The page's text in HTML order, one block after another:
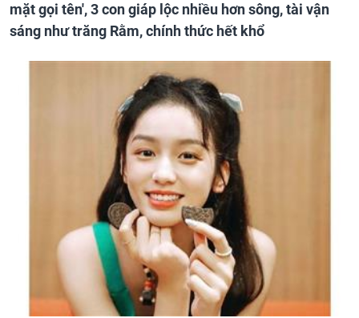
mặt gọi tên', 3 con giáp lộc nhiều hơn sông, tài vận
sáng như trăng Rằm, chính thức hết khổ